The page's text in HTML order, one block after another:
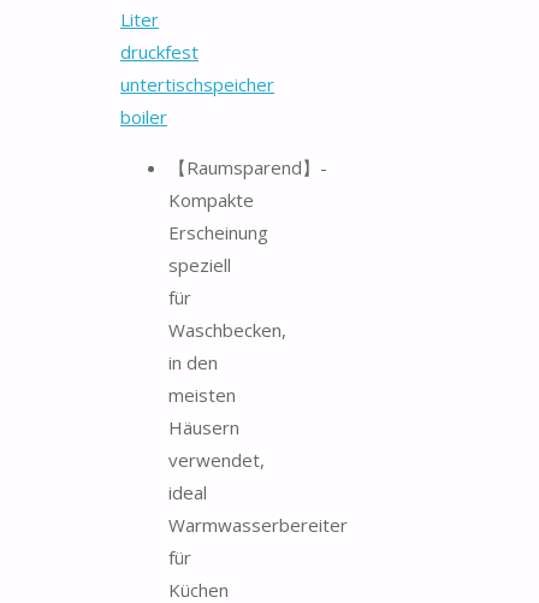
Liter
druckfest
untertischspeicher
boiler
【Raumsparend】-
Kompakte
Erscheinung
speziell
für
Waschbecken,
in den
meisten
Häusern
verwendet,
ideal
Warmwasserbereiter
für
Küchen